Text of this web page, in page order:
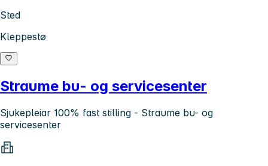
Sted
Kleppestø
Straume bu- og servicesenter
Sjukepleiar 100% fast stilling - Straume bu- og
servicesenter